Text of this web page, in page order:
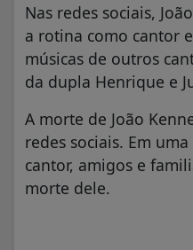
Nas redes sociais,
a rotina como cantor
músicas de outros
da dupla Henrique e
A morte de João
redes sociais. Em
cantor, amigos e
morte dele.